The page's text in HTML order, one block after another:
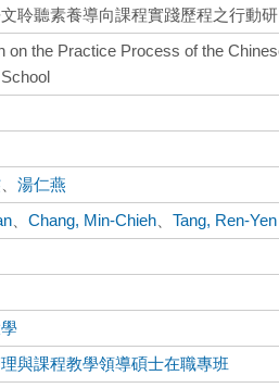
聆聽素養導向課程實踐歷程之行動
on the Practice Process of the
、湯仁燕
、Chang, Min-Chieh 、Tang, Ren-Yen
與課程教學領導碩士在職專班